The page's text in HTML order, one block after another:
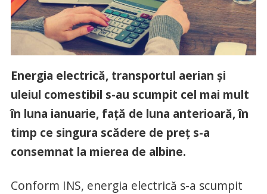
Energia electrică, transportul aerian şi
uleiul comestibil s-au scumpit cel mai mult
în luna ianuarie, faţă de luna anterioară, în
timp ce singura scădere de preţ s-a
consemnat la mierea de albine.
Conform INS, energia electrică s-a scumpit